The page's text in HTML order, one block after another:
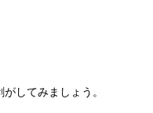
してみましょう。